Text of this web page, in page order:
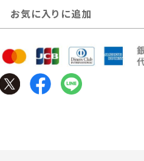
お気に入りに追加